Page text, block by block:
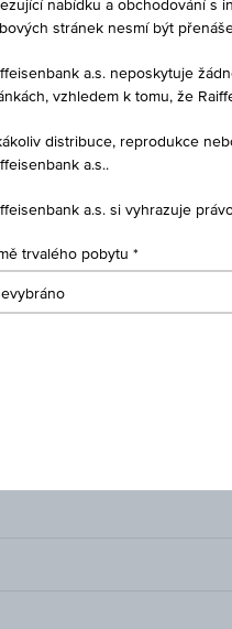
CENA
193,67
nabídku a obchodování s
stránek nesmí být
a.s. neposkytuje
vzhledem k tomu, že
distribuce, reprodukce
a.s..
a.s. si vyhrazuje
trvalého pobytu